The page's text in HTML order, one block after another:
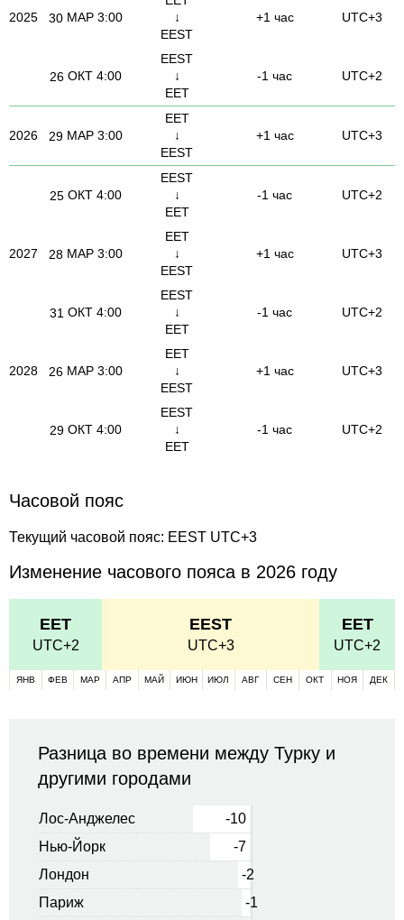
2025 30 МАР 3:00
↓
EEST
+1 час UTC+3
26 ОКТ 4:00
EEST
↓
EET
-1 час UTC+2
2026 29 МАР 3:00
EET
↓
EEST
+1 час UTC+3
25 ОКТ 4:00
EEST
↓
EET
-1 час UTC+2
2027 28 МАР 3:00
EET
↓
EEST
+1 час UTC+3
31 ОКТ 4:00
EEST
↓
EET
-1 час UTC+2
2028 26 МАР 3:00
EET
↓
EEST
+1 час UTC+3
29 ОКТ 4:00
EEST
↓
EET
-1 час UTC+2
Часовой пояс
Текущий часовой пояс: EEST UTC+3
Изменение часового пояса в 2026 году
EET
UTC+2
EEST
UTC+3
EET
UTC+2
ЯНВ ФЕВ МАР АПР МАЙ ИЮН ИЮЛ АВГ СЕН ОКТ НОЯ ДЕК
Разница во времени между Турку и
другими городами
Лос-Анджелес
-10
Нью-Йорк
-7
Лондон
-2
Париж
-1